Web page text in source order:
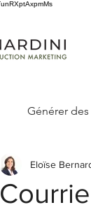
Générer des
sa stratégie
Eloïse